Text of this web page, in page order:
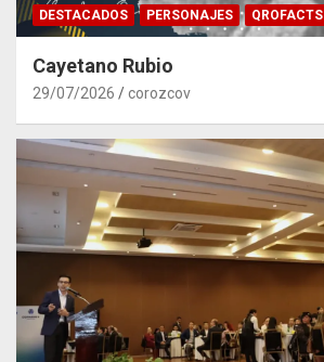
DESTACADOS PERSONAJES QROFACTS
Cayetano Rubio
29/07/2026 corozcov